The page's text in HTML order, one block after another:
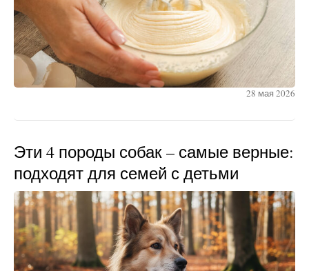
28 мая 2026
Эти 4 породы собак – самые верные:
подходят для семей с детьми